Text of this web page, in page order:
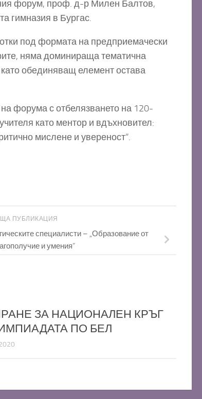
форум, проф. д-р Милен Балтов,
гимназия в Бургас.
под формата на предприемачески
няма доминираща тематична
обединяващ елемент остава
форума с отбелязването на 120-
като ментор и вдъхновител:
мислене и увереност“.
ПУБЛИКАЦИЯ
специалисти – „Образование от
и умения“
ЗА НАЦИОНАЛЕН КРЪГ
ПО БЕЛ